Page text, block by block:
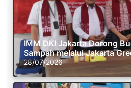
IMM DKI Jakarta Dorong
Sampah melalui Jakarta
28/07/2026